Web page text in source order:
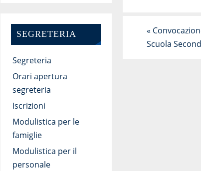
«
Scuola
SEGRETERIA
Segreteria
Orari apertura
segreteria
Iscrizioni
Modulistica per le
famiglie
Modulistica per il
personale